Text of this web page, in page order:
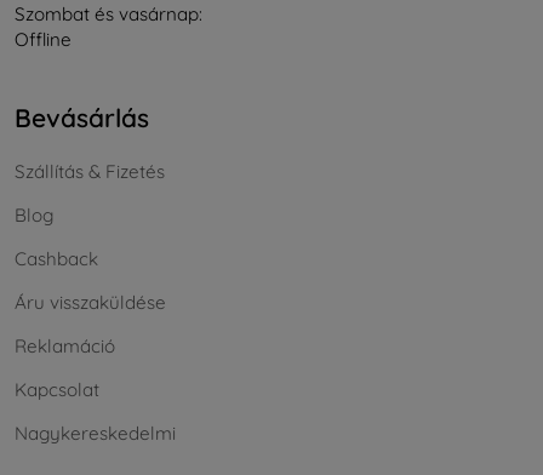
Szombat és vasárnap:
Offline
Bevásárlás
Szállítás & Fizetés
Blog
Cashback
Áru visszaküldése
Reklamáció
Kapcsolat
Nagykereskedelmi